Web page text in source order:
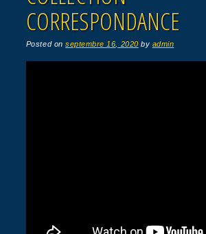
CORRESPONDANCE
Posted onseptembre 16, 2020 by admin